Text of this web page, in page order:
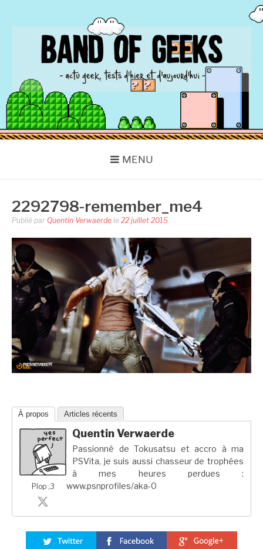
BAND OF GEEKS
Actu Geek d'hier et d'aujourd'hui
MENU
2292798-remember_me4
Publié par Quentin Verwaerde le 22 juillet 2015
À propos Articles récents
Plop ;3
Quentin Verwaerde
Passionné de Tokusatsu et accro à ma
PSVita, je suis aussi chasseur de trophées
à mes heures perdues :
www.psnprofiles/aka-0